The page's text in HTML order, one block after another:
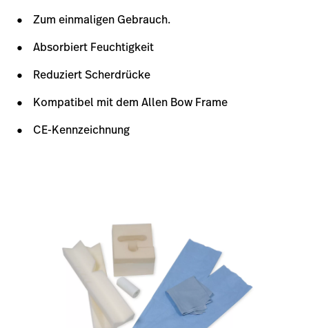
Zum einmaligen Gebrauch.
Absorbiert Feuchtigkeit
Reduziert Scherdrücke
Kompatibel mit dem Allen Bow Frame
CE-Kennzeichnung